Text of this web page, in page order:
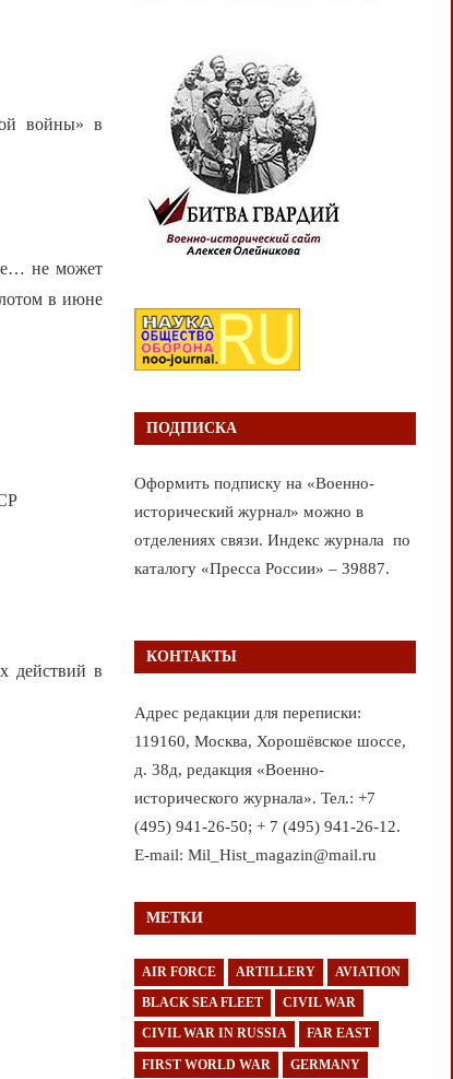
войны» в
не может
в июне
действий в
ПОДПИСКА
Оформить подписку на «Военно-
исторический журнал» можно в
отделениях связи. Индекс журнала по
каталогу «Пресса России» – 39887.
КОНТАКТЫ
Адрес редакции для переписки:
119160, Москва, Хорошёвское шоссе,
д. 38д, редакция «Военно-
исторического журнала». Тел.: +7
(495) 941-26-50; + 7 (495) 941-26-12.
E-mail: Mil_Hist_magazin@mail.ru
МЕТКИ
AIR FORCE ARTILLERY AVIATION
BLACK SEA FLEET CIVIL WAR
CIVIL WAR IN RUSSIA FAR EAST
FIRST WORLD WAR GERMANY